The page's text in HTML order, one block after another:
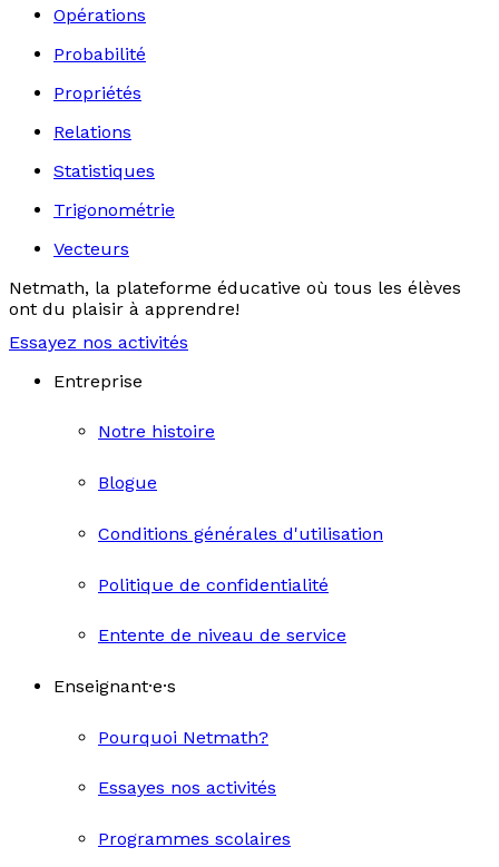
Opérations
Probabilité
Propriétés
Relations
Statistiques
Trigonométrie
Vecteurs
Netmath, la plateforme éducative où tous les élèves
ont du plaisir à apprendre!
Essayez nos activités
Entreprise
Notre histoire
Blogue
Conditions générales d'utilisation
Politique de confidentialité
Entente de niveau de service
Enseignant·e·s
Pourquoi Netmath?
Essayes nos activités
Programmes scolaires